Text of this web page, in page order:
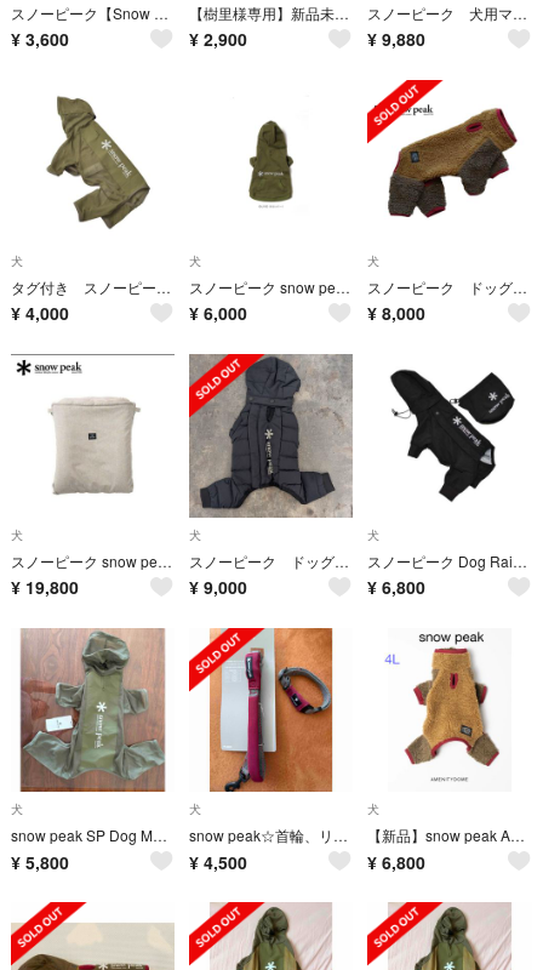
スノーピーク【Snow Peak】テープチョーカー Mサイズ 首輪 犬 散歩
¥ 3,600
【樹里様専用】新品未使用 スノーピークSnow Peak Dog
¥ 2,900
スノーピーク 犬用マウンテンパーカー
¥ 9,880
犬
タグ付き スノーピーク ドッグメッシュジャケット
¥ 4,000
犬
スノーピーク snow peak Dog Parka 新品未使用6L
¥ 6,000
犬
スノーピーク ドッグフリースジャケット Lサイズ
¥ 8,000
犬
スノーピーク snow peak ドッグオフトン L PT-095 [犬用寝袋]
¥ 19,800
犬
スノーピーク ドッグダウンジャケット
¥ 9,000
犬
スノーピーク Dog Rain Jacket 犬服 ドッグウェア 新品タグ付き
¥ 6,800
犬
snow peak SP Dog Mesh Jacket
¥ 5,800
犬
snow peak☆首輪、リード
¥ 4,500
犬
【新品】snow peak AMENITYDOME フリースウェア 犬服 4L
¥ 6,800